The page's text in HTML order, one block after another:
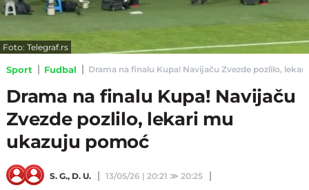
Foto: Telegraf.rs
Sport Fudbal Drama na finalu Kupa! Navijaču Zvezde pozlilo,
Drama na finalu Kupa! Navijaču
Zvezde pozlilo, lekari mu
ukazuju pomoć
S. G., D. U. 13/05/26 | 20:21 ≫20:25